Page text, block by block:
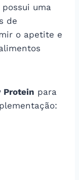
uma
de
o apetite e
Protein para